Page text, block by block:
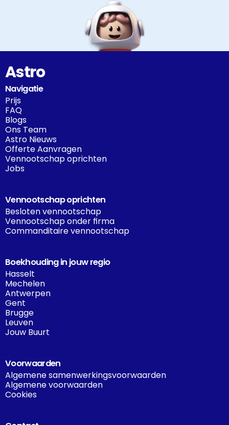
Astro
Navigatie
Prijs
FAQ
Blogs
Ons Team
Astro Nieuws
Offerte Aanvragen
Vennootschap oprichten
Jobs
Vennootschap oprichten
Besloten vennootschap
Vennootschap onder firma
Commanditaire vennootschap
Boekhouding in jouw regio
Hasselt
Mechelen
Antwerpen
Gent
Brugge
Leuven
Jouw Buurt
Voorwaarden
Algemene samenwerkingsvoorwaarden
Algemene voorwaarden
Cookies